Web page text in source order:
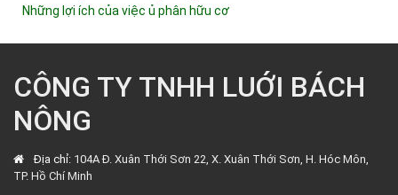
Những lợi ích của việc ủ phân hữu cơ
CÔNG TY TNHH LUỚI BÁCH
NÔNG
Địa chỉ: 104A Đ. Xuân Thới Sơn 22, X. Xuân Thới Sơn, H. Hóc Môn,
TP. Hồ Chí Minh